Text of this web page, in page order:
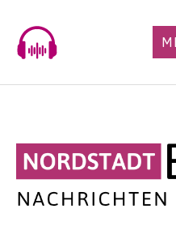
content